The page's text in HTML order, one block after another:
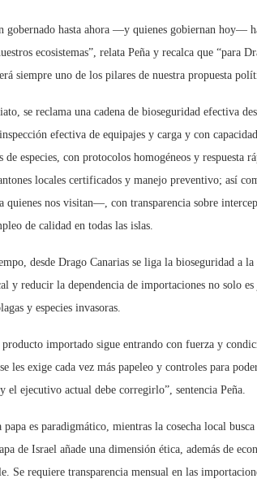
gobernado hasta ahora —y quienes gobiernan hoy—
ecosistemas”, relata Peña y recalca que “para
siempre uno de los pilares de nuestra propuesta
se reclama una cadena de bioseguridad efectiva
efectiva de equipajes y carga y con
de especies, con protocolos homogéneos y respuesta
locales certificados y manejo preventivo; así
nos visitan—, con transparencia sobre
de calidad en todas las islas.
desde Drago Canarias se liga la bioseguridad a
y reducir la dependencia de importaciones no solo
y especies invasoras.
importado sigue entrando con fuerza y
les exige cada vez más papeleo y controles para
el ejecutivo actual debe corregirlo”, sentencia Peña.
papa es paradigmático, mientras la cosecha local
de Israel añade una dimensión ética, además de
Se requiere transparencia mensual en las